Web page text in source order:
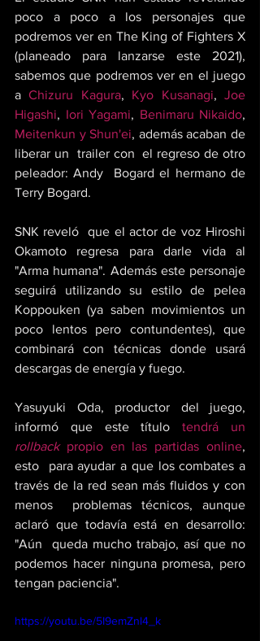
poco a poco a los personajes que
podremos ver en The King of Fighters X
(planeado para lanzarse este 2021),
sabemos que podremos ver en el juego
a Chizuru Kagura, Kyo Kusanagi, Joe
Higashi, Iori Yagami, Benimaru Nikaido
Meitenkun y Shun'ei, además acaban de
liberar un
trailer con  el regreso de otro
peleador: Andy  Bogard el hermano de
Terry Bogard.
SNK reveló  que el actor de voz Hiroshi
Okamoto regresa para darle vida al
"Arma humana". Además este personaje
seguirá utilizando su estilo de pelea
Koppouken (ya saben movimientos un
poco lentos pero contundentes), que
combinará con técnicas donde usará
descargas de energía y fuego.
Yasuyuki Oda, productor del juego,
informó que este título
rollback propio en las partidas online,
esto
  para ayudar a que los combates a
través de la red sean más fluidos y con
menos  problemas técnicos, aunque
aclaró que todavía está en desarrollo:
"Aún  queda mucho trabajo, así que no
podemos hacer ninguna promesa, pero
tengan paciencia".
https://youtu.be/5I9emZnl4_k